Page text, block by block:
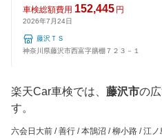
三浦市
南足柄市
横須賀市
夜間受付
整備保証
コンピューター診断
閉じる
マッハ車検
オートビークル車検
トヨタディーラー
ベアーズ車検
車検総額費用 152,445 円
2026年7月24日
藤沢ＴＳ
神奈川県藤沢市西富字膳棚７２３－１
楽天Car車検では、 藤沢市の
す。
六会日大前 / 善行 / 本鵠沼 / 柳小路 / 江